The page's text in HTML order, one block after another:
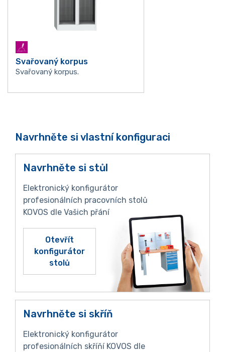
Svařovaný korpus
Svařovaný korpus.
Navrhněte si vlastní konfiguraci
Navrhněte si stůl
Elektronický konfigurátor
profesionálních pracovních stolů
KOVOS dle Vašich přání
Otevřít
konfigurátor
stolů
Navrhněte si skříň
Elektronický konfigurátor
profesionálních skříňí KOVOS dle